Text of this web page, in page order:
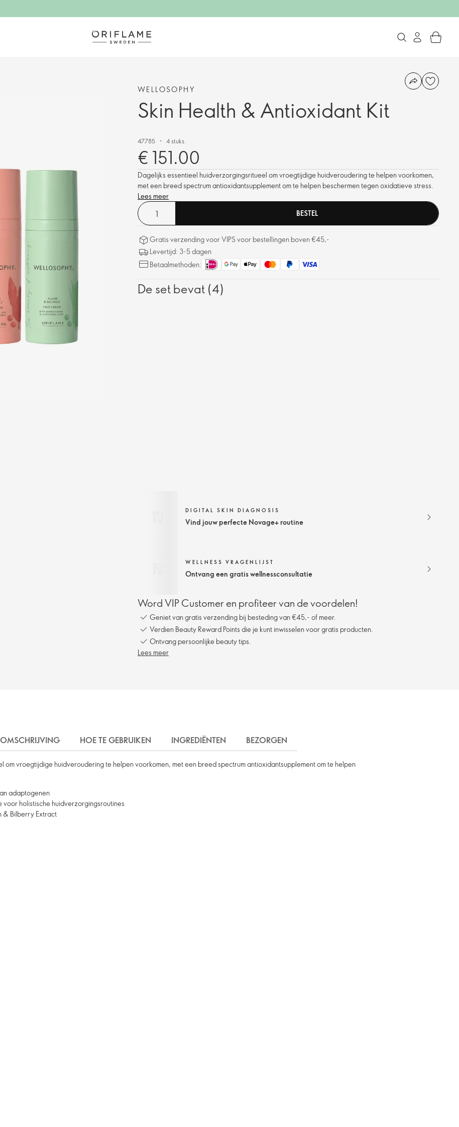
WELLOSOPHY
Skin Health & Antioxidant Kit
47785 4 stuks.
€ 151.00
Dagelijks essentieel huidverzorgingsritueel om vroegtijdige huidveroudering te helpen voorkomen,
met een breed spectrum antioxidantsupplement om te helpen beschermen tegen oxidatieve stress.
Lees meer
BESTEL
Gratis verzending voor VIPS voor bestellingen boven €45,-
Levertijd: 3-5 dagen
Betaalmethoden:
De set bevat (4)
DIGITAL SKIN DIAGNOSIS
Vind jouw perfecte Novage+ routine
WELLNESS VRAGENLIJST
Ontvang een gratis wellnessconsultatie
Word VIP Customer en profiteer van de voordelen!
Geniet van gratis verzending bij besteding van €45,- of meer.
Verdien Beauty Reward Points die je kunt inwisselen voor gratis producten.
Ontvang persoonlijke beauty tips.
Lees meer
OMSCHRIJVING HOE TE GEBRUIKEN INGREDIËNTEN BEZORGEN
om vroegtijdige huidveroudering te helpen voorkomen, met een breed spectrum antioxidantsupplement om te helpen
adaptogenen
holistische huidverzorgingsroutines
& Bilberry Extract